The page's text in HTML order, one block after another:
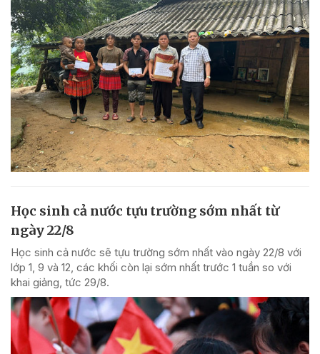
Học sinh cả nước tựu trường sớm nhất từ
ngày 22/8
Học sinh cả nước sẽ tựu trường sớm nhất vào ngày 22/8 với
lớp 1, 9 và 12, các khối còn lại sớm nhất trước 1 tuần so với
khai giảng, tức 29/8.